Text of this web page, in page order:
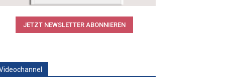
JETZT NEWSLETTER ABONNIEREN